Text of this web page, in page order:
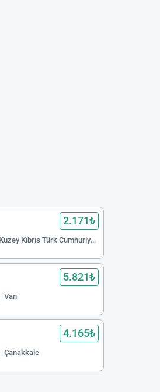
2.171₺
Kuzey Kıbrıs Türk Cumhuriyeti
5.821₺
Van
4.165₺
Çanakkale